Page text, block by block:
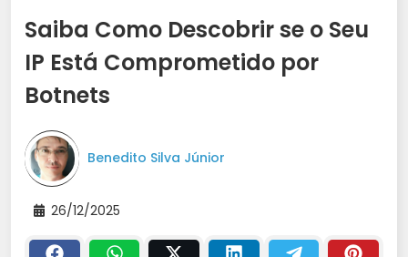
Saiba Como Descobrir se o Seu
IP Está Comprometido por
Botnets
Benedito Silva Júnior
26/12/2025